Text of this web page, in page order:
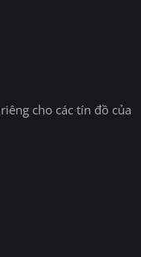
cho các tín đồ của